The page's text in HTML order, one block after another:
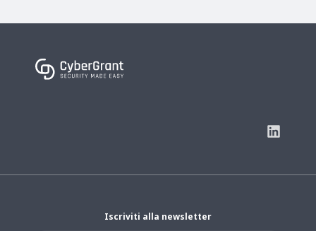
Iscriviti alla newsletter